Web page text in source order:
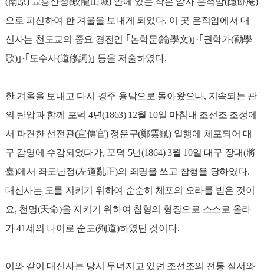
으로 피신하여 한 겨울을 보내게 되었다. 이 곳 은적암에서 대
신사는 천도교의 중요 경전인 ｢논학문(論學文)｣·｢권학가(勸學
歌)｣·｢도수사(道修詞)｣ 등을 저술하였다.
한 겨울을 보내고 다시 경주 용담으로 돌아왔으나, 지속되는 관
의 탄압과 함께 포덕 4년(1863) 12월 10일 마침내 조선조 조정에
서 파견한 선전관(宣傳官) 정운구(鄭雲龜) 일행에 체포되어 대
구 감영에 수감되었다가, 포덕 5년(1864) 3월 10일 대구 장대(將
臺)에서 좌도난정(左道亂正)의 죄명을 쓰고 참형을 당하였다.
대신사는 도를 지키기 위하여 순순히 체포의 오라를 받은 것이
요, 천명(天命)을 지키기 위하여 참형의 형장으로 스스로 올라
가 41세의 나이로 순도(殉道)하였던 것이다.
이와 같이 대신사는 당시 무너지고 있던 조선조의 전통 질서와